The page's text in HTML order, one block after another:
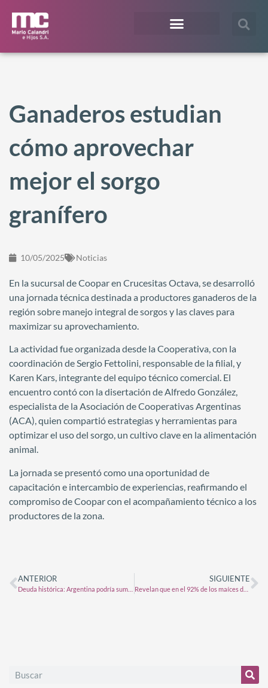
Ganaderos estudian
cómo aprovechar
mejor el sorgo
granífero
10/05/2025 Noticias
En la sucursal de Coopar en Crucesitas Octava, se desarrolló
una jornada técnica destinada a productores ganaderos de la
región sobre manejo integral de sorgos y las claves para
maximizar su aprovechamiento.
La actividad fue organizada desde la Cooperativa, con la
coordinación de Sergio Fettolini, responsable de la filial, y
Karen Kars, integrante del equipo técnico comercial. El
encuentro contó con la disertación de Alfredo González,
especialista de la Asociación de Cooperativas Argentinas
(ACA), quien compartió estrategias y herramientas para
optimizar el uso del sorgo, un cultivo clave en la alimentación
animal.
La jornada se presentó como una oportunidad de
capacitación e intercambio de experiencias, reafirmando el
compromiso de Coopar con el acompañamiento técnico a los
productores de la zona.
ANTERIOR SIGUIENTE